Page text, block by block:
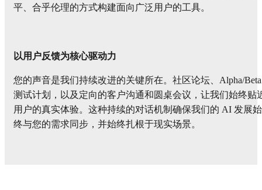
平、合乎伦理的方式构建面向广泛用户的工具。
以用户反馈为核心驱动力
您的声音是我们持续改进的关键所在。社区论坛、Alpha/Beta
测试计划，以及定向的客户沟通和圆桌会议，让我们始终贴
用户的真实体验。这种持续的对话机制确保我们的 AI 发展始
终与您的需求同步，并始终扎根于现实场景。